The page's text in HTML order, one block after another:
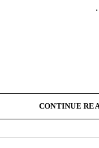
الجماهير المصرية
الاتحاد المصري
لإعداد المنتخب قبل
CONTINUE